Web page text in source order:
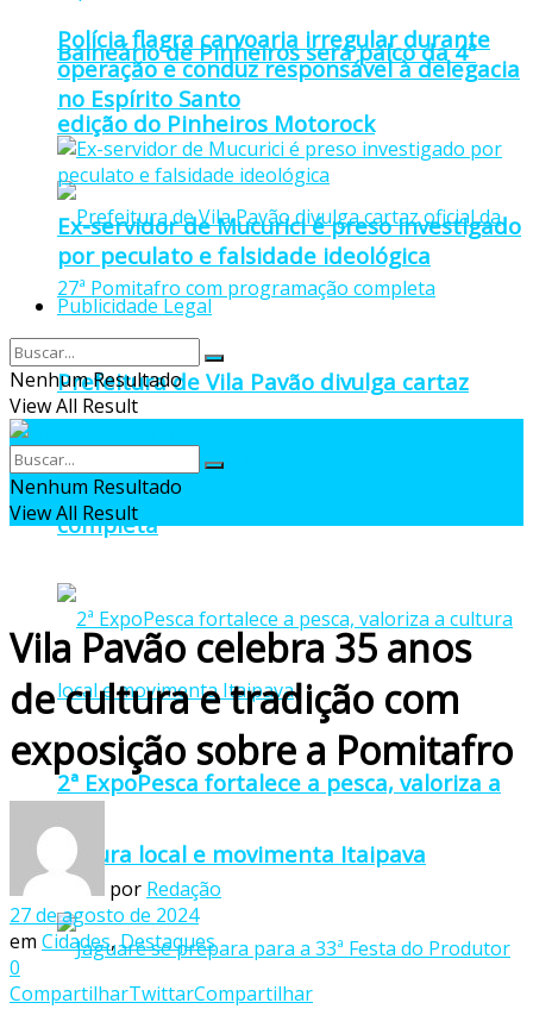
Balneário de Pinheiros será palco da 4ª
edição do Pinheiros Motorock
Prefeitura de Vila Pavão divulga cartaz
oficial da 27ª Pomitafro com programação
completa
2ª ExpoPesca fortalece a pesca, valoriza a
cultura local e movimenta Itaipava
Polícia flagra carvoaria irregular durante
operação e conduz responsável à delegacia
no Espírito Santo
Ex-servidor de Mucurici é preso investigado
por peculato e falsidade ideológica
Publicidade Legal
Nenhum Resultado
View All Result
Nenhum Resultado
View All Result
Vila Pavão celebra 35 anos
de cultura e tradição com
exposição sobre a Pomitafro
por Redação
27 de agosto de 2024
em Cidades,Destaques
0
CompartilharTwittarCompartilhar